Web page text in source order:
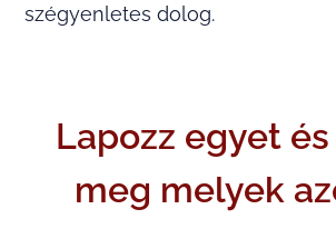
szégyenletes dolog.
Lapozz egyet
meg melyek